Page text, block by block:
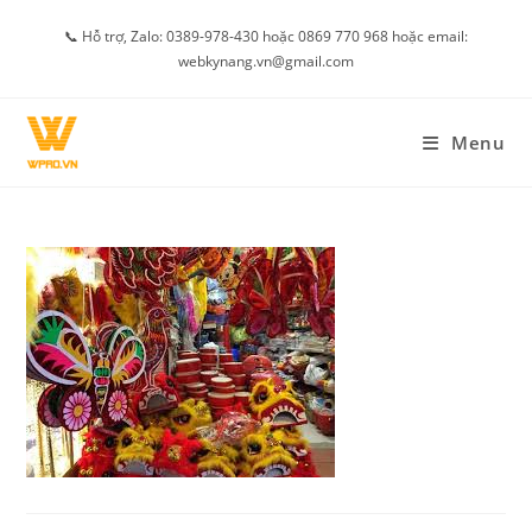
📞 Hỗ trợ, Zalo: 0389-978-430 hoặc 0869 770 968 hoặc email:
webkynang.vn@gmail.com
Menu